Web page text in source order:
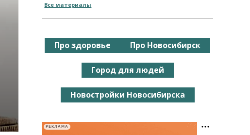
Все материалы
Про здоровье Про Новосибирск
Город для людей
Новостройки Новосибирска
РЕКЛАМА